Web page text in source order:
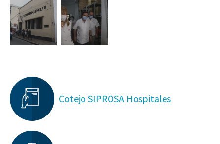
Cotejo SIPROSA Hospitales